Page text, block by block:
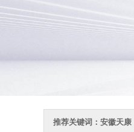
推荐关键词： 安徽天康